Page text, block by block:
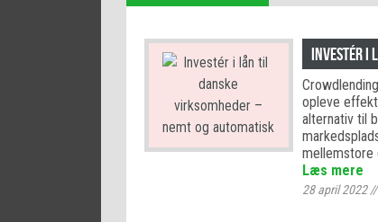
Investér i
opleve
alternativ til
mellemstore
Læs mere
28 april 2022//